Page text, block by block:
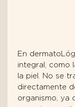
En
integral, como
la piel. No se
directamente
organismo, ya